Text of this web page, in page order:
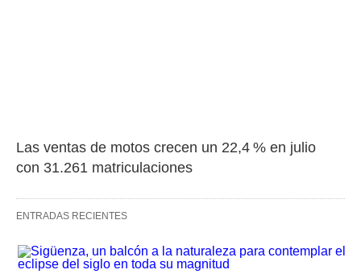
Las ventas de motos crecen un 22,4 % en julio
con 31.261 matriculaciones
ENTRADAS RECIENTES